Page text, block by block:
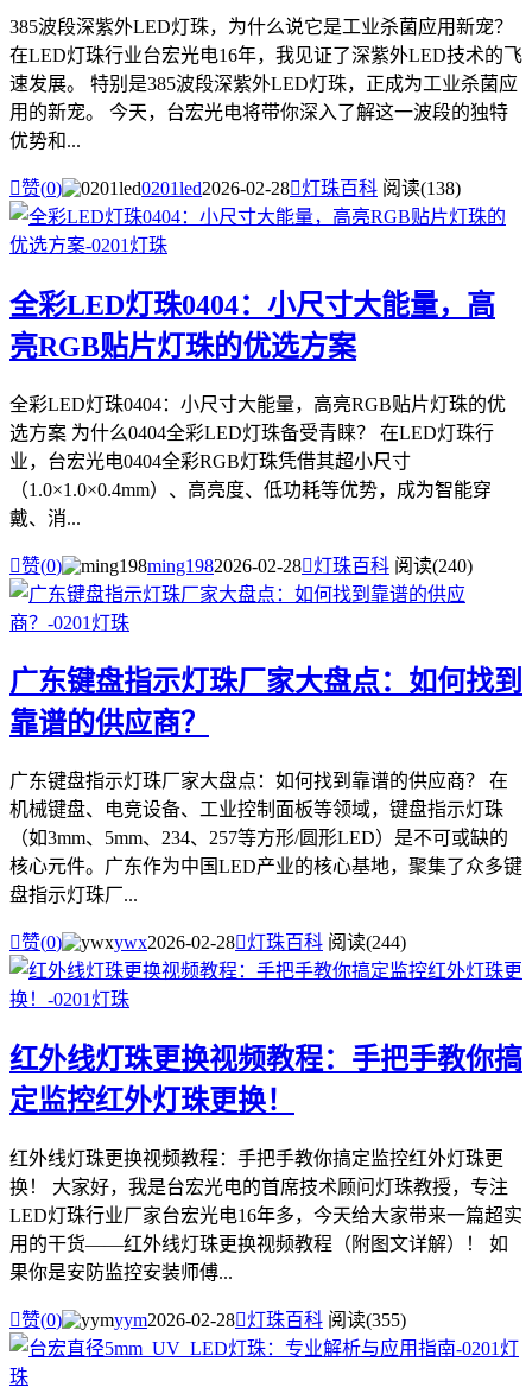
385波段深紫外LED灯珠，为什么说它是工业杀菌应用新宠？
在LED灯珠行业台宏光电16年，我见证了深紫外LED技术的飞
速发展。 特别是385波段深紫外LED灯珠，正成为工业杀菌应
用的新宠。 今天，台宏光电将带你深入了解这一波段的独特
优势和...
赞(0) 0201led2026-02-28灯珠百科 阅读(138)
全彩LED灯珠0404：小尺寸大能量，高
亮RGB贴片灯珠的优选方案
全彩LED灯珠0404：小尺寸大能量，高亮RGB贴片灯珠的优
选方案 为什么0404全彩LED灯珠备受青睐？ 在LED灯珠行
业，台宏光电0404全彩RGB灯珠凭借其超小尺寸
（1.0×1.0×0.4mm）、高亮度、低功耗等优势，成为智能穿
戴、消...
赞(0) ming1982026-02-28灯珠百科 阅读(240)
广东键盘指示灯珠厂家大盘点：如何找到
靠谱的供应商？
广东键盘指示灯珠厂家大盘点：如何找到靠谱的供应商？ 在
机械键盘、电竞设备、工业控制面板等领域，键盘指示灯珠
（如3mm、5mm、234、257等方形/圆形LED）是不可或缺的
核心元件。广东作为中国LED产业的核心基地，聚集了众多键
盘指示灯珠厂...
赞(0) ywx2026-02-28灯珠百科 阅读(244)
红外线灯珠更换视频教程：手把手教你搞
定监控红外灯珠更换！
红外线灯珠更换视频教程：手把手教你搞定监控红外灯珠更
换！ 大家好，我是台宏光电的首席技术顾问灯珠教授，专注
LED灯珠行业厂家台宏光电16年多，今天给大家带来一篇超实
用的干货——红外线灯珠更换视频教程（附图文详解）！ 如
果你是安防监控安装师傅...
赞(0) yym2026-02-28灯珠百科 阅读(355)